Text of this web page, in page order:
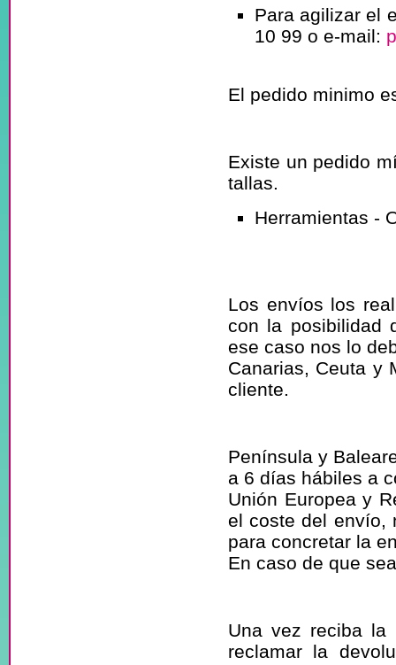
Para agilizar el
10 99 o e-mail:
El pedido minimo
Existe un pedido
tallas.
Herramientas -
Los envíos los
con la posibilidad
ese caso nos lo
Canarias, Ceuta y
cliente.
Península y
a 6 días hábiles a
Unión Europea y
el coste del envío,
para concretar la
En caso de que
Una vez reciba la
reclamar la